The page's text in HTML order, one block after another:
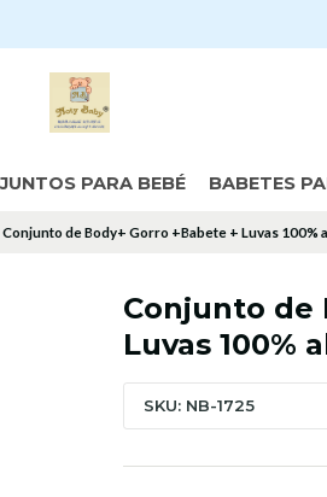
PARA BEBÉ BABETES
Conjunto de Body+ Gorro +Babete + Luvas 100%
Conjunto de
Luvas 100%
SKU: NB-1725